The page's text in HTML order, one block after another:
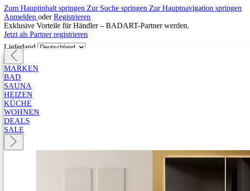
Zum Hauptinhalt springen Zur Suche springen Zur Hauptnavigation springen
Anmelden oder Registrieren
Exklusive Vorteile für Händler – BADART-Partner werden.
Jetzt als Partner registrieren
Lieferland
MARKEN
BAD
SAUNA
HEIZEN
KÜCHE
WOHNEN
DEALS
SALE